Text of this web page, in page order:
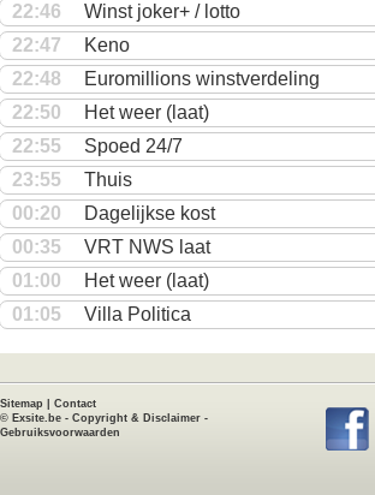
22:46
Winst joker+ / lotto
22:47
Keno
22:48
Euromillions winstverdeling
22:50
Het weer (laat)
22:55
Spoed 24/7
23:55
Thuis
00:20
Dagelijkse kost
00:35
VRT NWS laat
01:00
Het weer (laat)
01:05
Villa Politica
Sitemap
Contact
© Exsite.be - Copyright & Disclaimer -
Gebruiksvoorwaarden